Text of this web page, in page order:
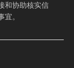
和协助核实信
。